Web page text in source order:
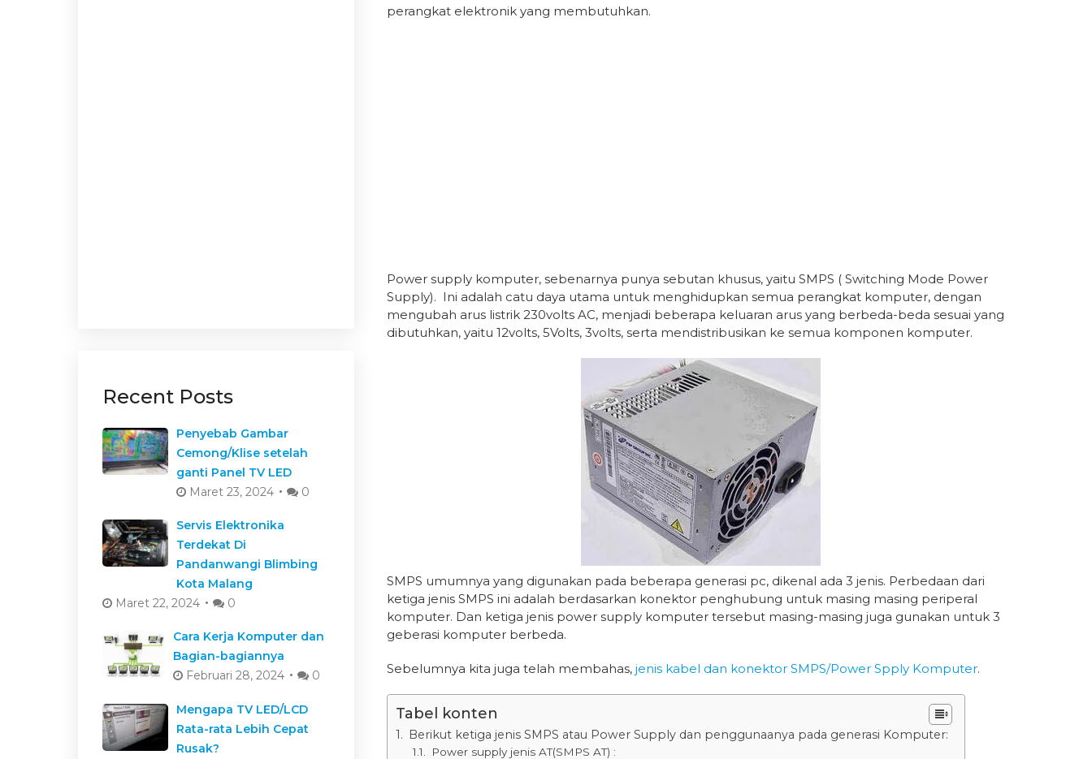
perangkat elektronik yang membutuhkan.
Power supply komputer, sebenarnya punya sebutan khusus, yaitu SMPS ( Switching Mode Power
Supply). Ini adalah catu daya utama untuk menghidupkan semua perangkat komputer, dengan
mengubah arus listrik 230volts AC, menjadi beberapa keluaran arus yang berbeda-beda sesuai yang
dibutuhkan, yaitu 12volts, 5Volts, 3volts, serta mendistribusikan ke semua komponen komputer.
SMPS umumnya yang digunakan pada beberapa generasi pc, dikenal ada 3 jenis. Perbedaan dari
ketiga jenis SMPS ini adalah berdasarkan konektor penghubung untuk masing masing periperal
komputer. Dan ketiga jenis power supply komputer tersebut masing-masing juga gunakan untuk 3
geberasi komputer berbeda.
Sebelumnya kita juga telah membahas, jenis kabel dan konektor SMPS/Power Spply Komputer.
Tabel konten
Berikut ketiga jenis SMPS atau Power Supply dan penggunaanya pada generasi Komputer:
Power supply jenis AT(SMPS AT) :
Recent Posts
Penyebab Gambar
Cemong/Klise setelah
ganti Panel TV LED
Maret 23, 2024
0
Servis Elektronika
Terdekat Di
Pandanwangi Blimbing
Kota Malang
Maret 22, 2024
0
Cara Kerja Komputer dan
Bagian-bagiannya
Februari 28, 2024
0
Mengapa TV LED/LCD
Rata-rata Lebih Cepat
Rusak?